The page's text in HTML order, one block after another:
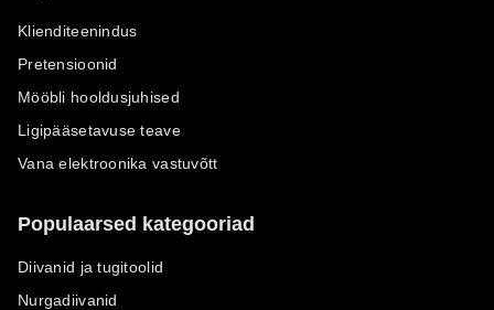
Klienditeenindus
Pretensioonid
Mööbli hooldusjuhised
Ligipääsetavuse teave
Vana elektroonika vastuvõtt
Populaarsed kategooriad
Diivanid ja tugitoolid
Nurgadiivanid